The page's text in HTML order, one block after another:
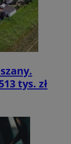
tys. zł